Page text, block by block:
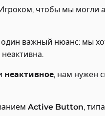
чтобы мы могли
один важный нюанс: мы
неактивное, нам нужен
Active Button, типа